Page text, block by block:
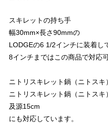
スキレットの持ち手
幅30mm×長さ90mmの
LODGEの6 1/2インチに装着し
8インチまではこの商品で対応
ニトリスキレット鍋（ニトスキ
ニトリスキレット鍋（ニトスキ
及源15cm
にも対応しています。